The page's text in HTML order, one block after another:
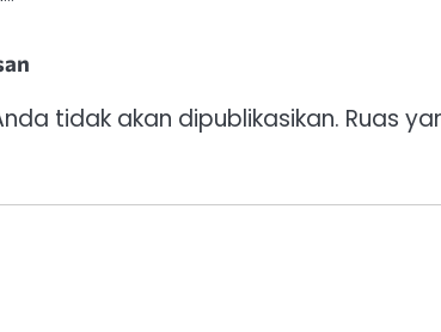
tidak akan dipublikasikan. Ruas